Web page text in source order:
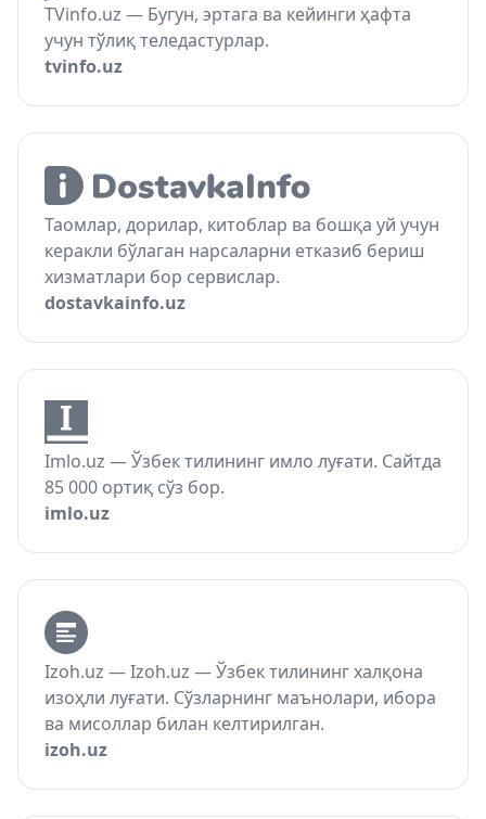
TVinfo.uz — Бугун, эртага ва кейинги ҳафта
учун тўлиқ теледастурлар.
tvinfo.uz
Таомлар, дорилар, китоблар ва бошқа уй учун
керакли бўлаган нарсаларни етказиб бериш
хизматлари бор сервислар.
dostavkainfo.uz
Imlo.uz — Ўзбек тилининг имло луғати. Сайтда
85 000 ортиқ сўз бор.
imlo.uz
Izoh.uz — Izoh.uz — Ўзбек тилининг халқона
изоҳли луғати. Сўзларнинг маънолари, ибора
ва мисоллар билан келтирилган.
izoh.uz